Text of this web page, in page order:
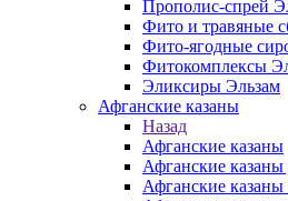
Прополис-спрей
Фито и травяные
Фито-ягодные
Фитокомплексы
Эликсиры Эльзам
Афганские казаны
Назад
Афганские казаны
Афганские
Афганские